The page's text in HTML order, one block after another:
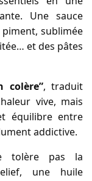
Une sauce
piment, sublimée
et des pâtes
colère”, traduit
vive, mais
équilibre entre
addictive.
tolère pas la
une huile